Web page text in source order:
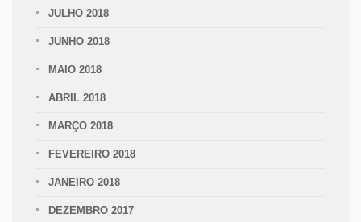
JULHO 2018
JUNHO 2018
MAIO 2018
ABRIL 2018
MARÇO 2018
FEVEREIRO 2018
JANEIRO 2018
DEZEMBRO 2017